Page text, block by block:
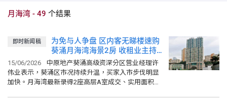
中小型单位领先指数 (07/08/2026)
中原城市大型屋苑领先指数 (07/08/2026)161.11
0.2% 比上月
0.11%
中原城市领先指数 CCL (07/08/2026)159.82
比上週
0.06% 比上月
0.18%
月海湾 - 49 个结果
即时新闻稿
为免与人争盘 区内客无睇楼速购
葵涌月海湾海景2房 收租业主持
货12年608万元沽货 升值36%
15/06/2026
中原地产葵涌高级资深分区营业经理许
伟业表示，葵涌区市况持续升温，买家入市步伐明显
加快。月海湾最新录得2座高层A室成交、实用面积